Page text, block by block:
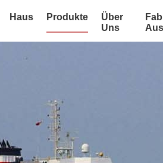
Haus Produkte
Über
Uns